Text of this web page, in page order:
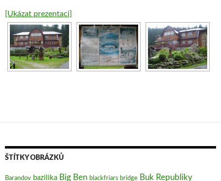
[Ukázat prezentaci]
ŠTÍTKY OBRÁZKŮ
Barandov bazilika Big Ben blackfriars bridge Buk Republiky